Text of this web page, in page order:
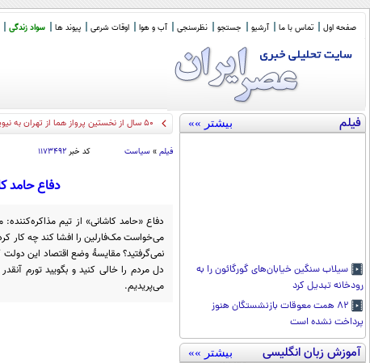
صفحه اول تماس با ما آرشیو جستجو نظرسنجی آب و هوا اوقات شرعی پیوند ها سواد زندگی
فیلم بیشتر »»
سیلاب سنگین خیابان‌های گورگائون را به
رودخانه تبدیل کرد
۸۲ همت معوقات بازنشستگان هنوز
پرداخت نشده است
آموزش زبان انگلیسی بیشتر »»
50 سال از نخستین پرواز هما از تهران به نیویورک گذشت/ مسافران ویژه: الیزابت تیلور و اردشیر ز
فیلم » سیاست کد خبر ۱۱۷۳۴۹۲
دفاع حامد
دفاع «حامد کاشانی» از تیم
می‌خواست مک‌فارلین را افشا کند چه کار
نمی‌گرفتید؟ مقایسهٔ وضع اقتصاد این
دل مردم را خالی کنید و بگویید تورم
می‌پریدیم.